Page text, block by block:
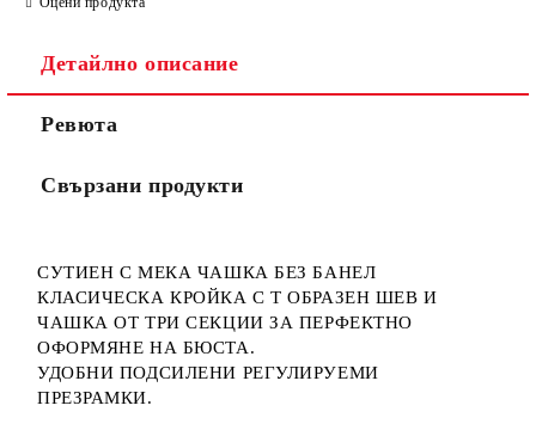
Детайлно описание
Ревюта
Свързани продукти
СУТИЕН С МЕКА ЧАШКА БЕЗ БАНЕЛ
КЛАСИЧЕСКА КРОЙКА С Т ОБРАЗЕН ШЕВ И
ЧАШКА ОТ ТРИ СЕКЦИИ ЗА ПЕРФЕКТНО
ОФОРМЯНЕ НА БЮСТА.
УДОБНИ ПОДСИЛЕНИ РЕГУЛИРУЕМИ
ПРЕЗРАМКИ.